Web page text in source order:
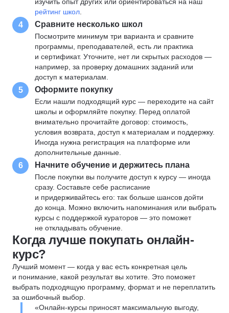
рейтинг школ
4 Сравните несколько школ
Посмотрите минимум три варианта и сравните
программы, преподавателей, есть ли практика
и сертификат. Уточните, нет ли скрытых расходов —
например, за проверку домашних заданий или
доступ к материалам.
5 Оформите покупку
Если нашли подходящий курс — переходите на сайт
школы и оформляйте покупку. Перед оплатой
внимательно прочитайте договор: стоимость,
условия возврата, доступ к материалам и поддержку.
Иногда нужна регистрация на платформе или
дополнительные данные.
6 Начните обучение и держитесь плана
После покупки вы получите доступ к курсу — иногда
сразу. Составьте себе расписание
и придерживайтесь его: так больше шансов дойти
до конца. Можно включить напоминания или выбрать
курсы с поддержкой кураторов — это поможет
не откладывать обучение.
Когда лучше покупать онлайн-
курс?
Лучший момент — когда у вас есть конкретная цель
и понимание, какой результат вы хотите. Это поможет
выбрать подходящую программу, формат и не переплатить
за ошибочный выбор.
«Онлайн-курсы приносят максимальную выгоду,